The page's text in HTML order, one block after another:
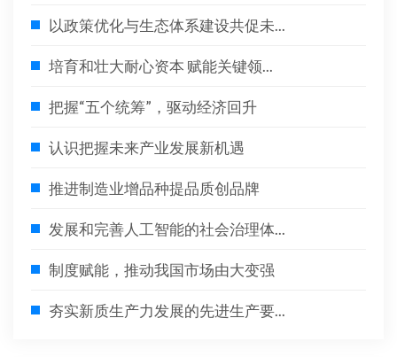
以政策优化与生态体系建设共促未...
培育和壮大耐心资本 赋能关键领...
把握“五个统筹”，驱动经济回升
认识把握未来产业发展新机遇
推进制造业增品种提品质创品牌
发展和完善人工智能的社会治理体...
制度赋能，推动我国市场由大变强
夯实新质生产力发展的先进生产要...